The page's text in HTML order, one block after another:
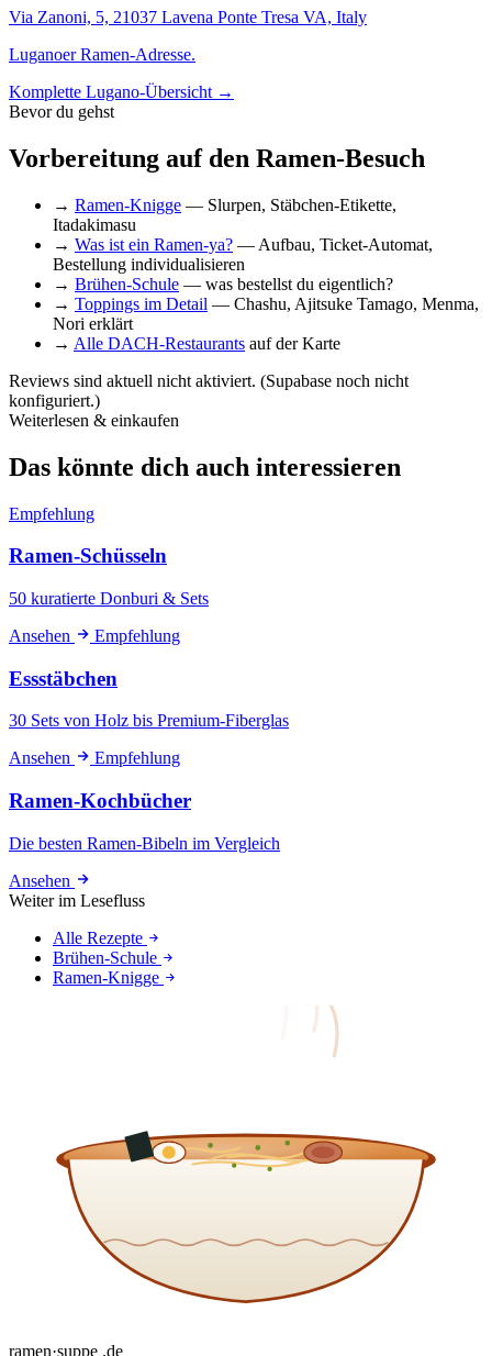
Via Zanoni, 5, 21037 Lavena Ponte Tresa VA, Italy
Luganoer Ramen-Adresse.
Komplette Lugano-Übersicht →
Bevor du gehst
Vorbereitung auf den Ramen-Besuch
→ Ramen-Knigge — Slurpen, Stäbchen-Etikette,
Itadakimasu
→ Was ist ein Ramen-ya? — Aufbau, Ticket-Automat,
Bestellung individualisieren
→ Brühen-Schule — was bestellst du eigentlich?
→ Toppings im Detail — Chashu, Ajitsuke Tamago, Menma,
Nori erklärt
→ Alle DACH-Restaurants auf der Karte
Reviews sind aktuell nicht aktiviert. (Supabase noch nicht
konfiguriert.)
Weiterlesen & einkaufen
Das könnte dich auch interessieren
Empfehlung
Ramen-Schüsseln
50 kuratierte Donburi & Sets
Ansehen
Empfehlung
Essstäbchen
30 Sets von Holz bis Premium-Fiberglas
Ansehen
Empfehlung
Ramen-Kochbücher
Die besten Ramen-Bibeln im Vergleich
Ansehen
Weiter im Lesefluss
Alle Rezepte
Brühen-Schule
Ramen-Knigge
ramen·suppe .de